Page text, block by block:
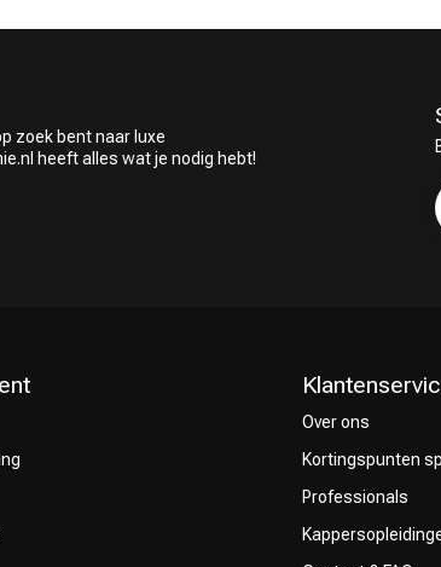
zoek bent naar luxe
heeft alles wat je nodig hebt!
Over ons
Kortingspunten
Professionals